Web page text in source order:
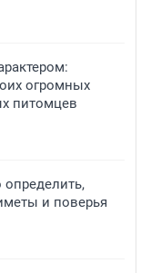
огромных
питомцев
определить,
и поверья